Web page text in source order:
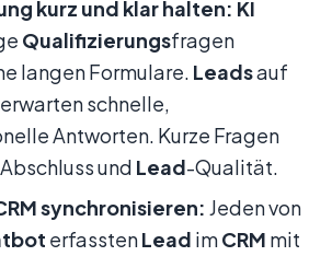
kurz und klar halten: KI
Qualifizierungsfragen
langen Formulare. Leadsauf
erwarten schnelle,
Antworten. Kurze Fragen
und Lead-Qualität.
synchronisieren: Jeden von
erfasstenLead imCRM mit